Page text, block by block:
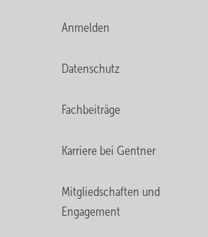
Anmelden
Datenschutz
Fachbeiträge
Karriere bei Gentner
Mitgliedschaften und
Engagement